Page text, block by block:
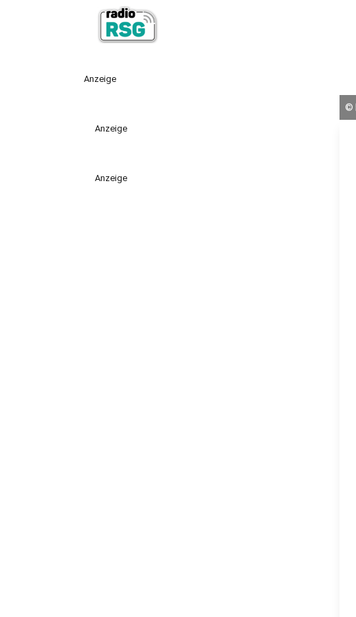
Anzeige
Anzeige
Anzeige
©